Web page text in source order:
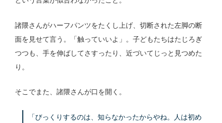
諸隈さんがハーフパンツをたくし上げ、切断された左脚の断
面を見せて言う。「触っていいよ」。子どもたちはたじろぎ
つつも、手を伸ばしてさすったり、近づいてじっと見つめた
り。
そこでまた、諸隈さんが口を開く。
「びっくりするのは、知らなかったからやね。人は初め